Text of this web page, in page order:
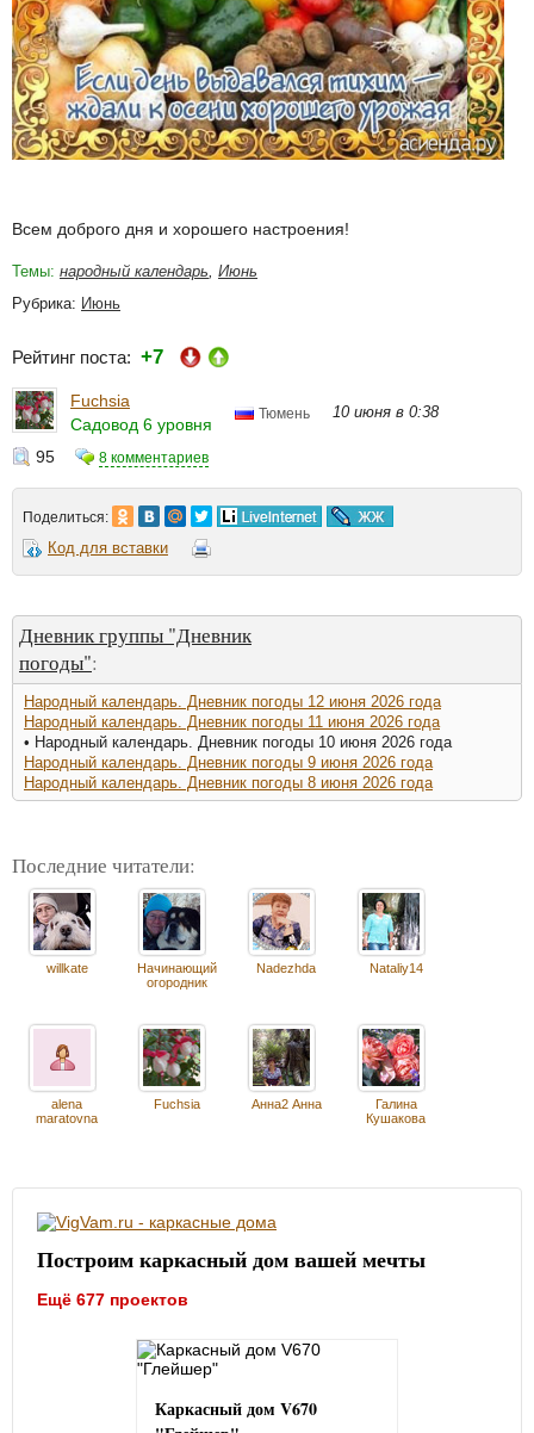
Всем доброго дня и хорошего настроения!
Темы: народный календарь Июнь
Рубрика: Июнь
Рейтинг поста: +7
Fuchsia
Садовод 6 уровня
Тюмень 10 июня в 0:38
95 8 комментариев
Поделиться:
Код для вставки
Дневник группы "Дневник
погоды":
Народный календарь. Дневник погоды 12 июня 2026 года
Народный календарь. Дневник погоды 11 июня 2026 года
• Народный календарь. Дневник погоды 10 июня 2026 года
Народный календарь. Дневник погоды 9 июня 2026 года
Народный календарь. Дневник погоды 8 июня 2026 года
Последние читатели:
willkate
Начинающий
огородник
Nadezhda Nataliy14
alena
maratovna
Fuchsia Анна2 Анна
Галина
Кушакова
Построим каркасный дом вашей мечты
Ещё 677 проектов
Каркасный дом V670